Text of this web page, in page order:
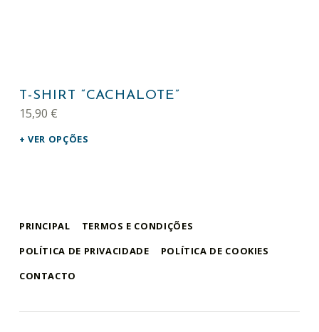
T-SHIRT “CACHALOTE”
15,90 €
VER OPÇÕES
PRINCIPAL
TERMOS E CONDIÇÕES
POLÍTICA DE PRIVACIDADE
POLÍTICA DE COOKIES
CONTACTO